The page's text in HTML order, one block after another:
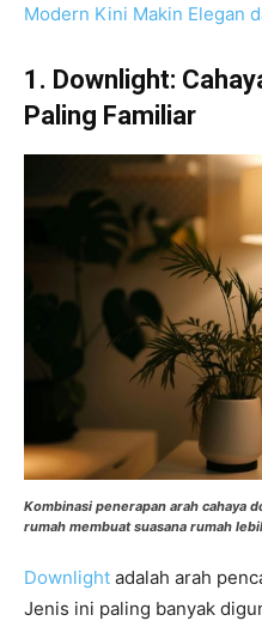
Modern Kini Makin Elegan
1. Downlight:
Paling Familiar
Kombinasi penerapan arah cahaya
rumah membuat suasana rumah
Downlight adalah arah
Jenis ini paling banyak